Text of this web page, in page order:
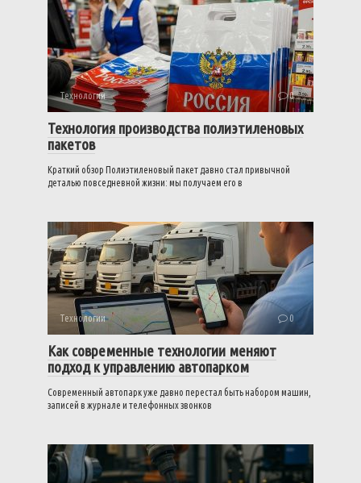
Технологии 0
Технология производства полиэтиленовых
пакетов
Краткий обзор Полиэтиленовый пакет давно стал привычной
деталью повседневной жизни: мы получаем его в
Технологии 0
Как современные технологии меняют
подход к управлению автопарком
Современный автопарк уже давно перестал быть набором машин,
записей в журнале и телефонных звонков